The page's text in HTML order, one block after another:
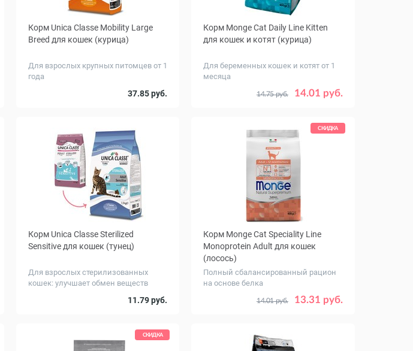
Корм Unica Classe Mobility Large
Breed для кошек (курица)
Для взрослых крупных питомцев от 1
года
37.85 руб.
1.5 10
Корм Monge Cat Daily Line Kitten
для кошек и котят (курица)
Для беременных кошек и котят от 1
месяца
14.01 руб.
14.75 руб.
0.4 1.5 10
Корм Unica Classe Sterilized
Sensitive для кошек (тунец)
Для взрослых стерилизованных
кошек: улучшает обмен веществ
11.79 руб.
0.3 1.5
СКИДКА
Корм Monge Cat Speciality Line
Monoprotein Adult для кошек
(лосось)
Полный сбалансированный рацион
на основе белка
13.31 руб.
14.01 руб.
0.4 1.5 10
СКИДКА